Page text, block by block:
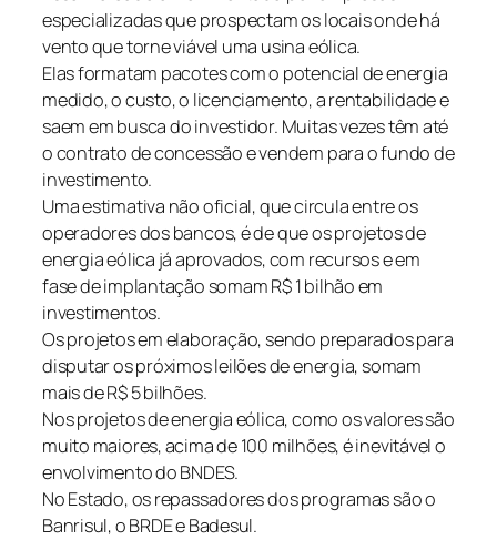
especializadas que prospectam os locais onde há
vento que torne viável uma usina eólica.
Elas formatam pacotes com o potencial de energia
medido, o custo, o licenciamento, a rentabilidade e
saem em busca do investidor. Muitas vezes têm até
o contrato de concessão e vendem para o fundo de
investimento.
Uma estimativa não oficial, que circula entre os
operadores dos bancos, é de que os projetos de
energia eólica já aprovados, com recursos e em
fase de implantação somam R$ 1 bilhão em
investimentos.
Os projetos em elaboração, sendo preparados para
disputar os próximos leilões de energia, somam
mais de R$ 5 bilhões.
Nos projetos de energia eólica, como os valores são
muito maiores, acima de 100 milhões, é inevitável o
envolvimento do BNDES.
No Estado, os repassadores dos programas são o
Banrisul, o BRDE e Badesul.